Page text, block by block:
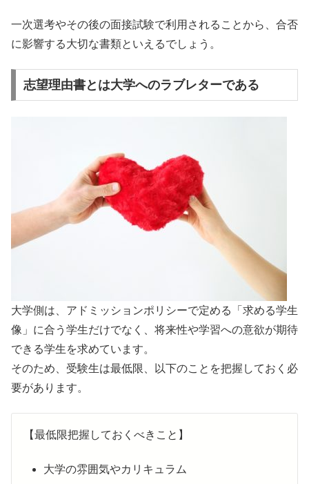
一次選考やその後の面接試験で利用されることから、合否
に影響する大切な書類といえるでしょう。
志望理由書とは大学へのラブレターである
大学側は、アドミッションポリシーで定める「求める学生
像」に合う学生だけでなく、将来性や学習への意欲が期待
できる学生を求めています。
そのため、受験生は最低限、以下のことを把握しておく必
要があります。
【最低限把握しておくべきこと】
大学の雰囲気やカリキュラム